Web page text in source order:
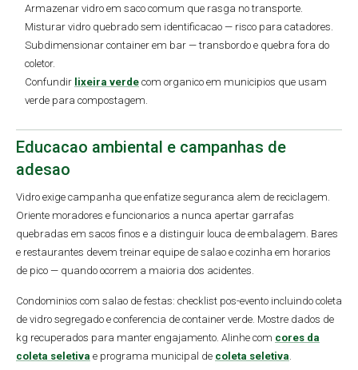
Armazenar vidro em saco comum que rasga no transporte.
Misturar vidro quebrado sem identificacao — risco para catadores.
Subdimensionar container em bar — transbordo e quebra fora do
coletor.
Confundir lixeira verde com organico em municipios que usam
verde para compostagem.
Educacao ambiental e campanhas de
adesao
Vidro exige campanha que enfatize seguranca alem de reciclagem.
Oriente moradores e funcionarios a nunca apertar garrafas
quebradas em sacos finos e a distinguir louca de embalagem. Bares
e restaurantes devem treinar equipe de salao e cozinha em horarios
de pico — quando ocorrem a maioria dos acidentes.
Condominios com salao de festas: checklist pos-evento incluindo coleta
de vidro segregado e conferencia de container verde. Mostre dados de
kg recuperados para manter engajamento. Alinhe com cores da
coleta seletiva e programa municipal de coleta seletiva